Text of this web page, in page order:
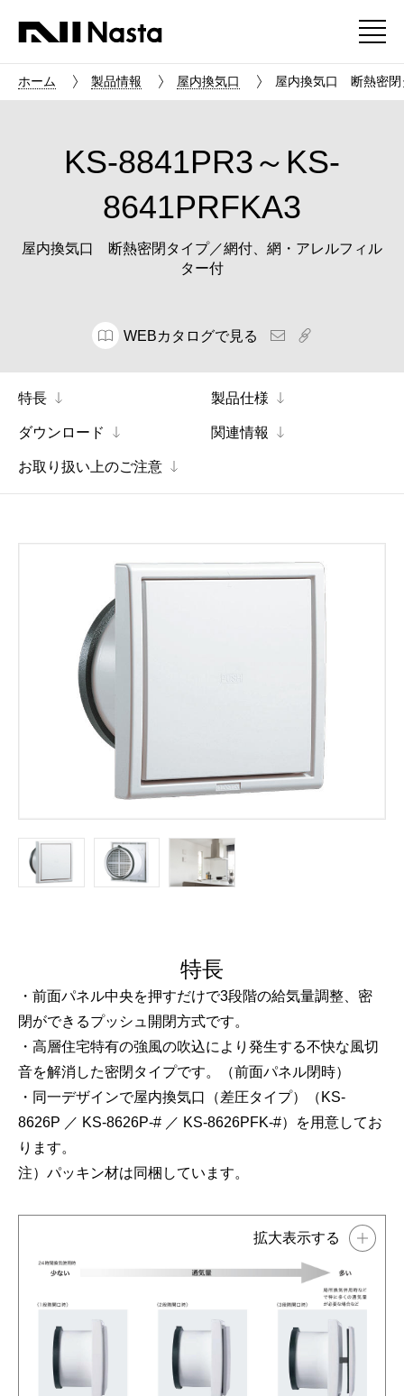
ホーム 製品情報 屋内換気口 屋内換気口 断熱密閉
KS-8841PR3～KS-
8641PRFKA3
屋内換気口 断熱密閉タイプ／網付、網・アレルフィル
ター付
WEBカタログで見る
特長 製品仕様
ダウンロード 関連情報
お取り扱い上のご注意
特長
・前面パネル中央を押すだけで3段階の給気量調整、密
閉ができるプッシュ開閉方式です。
・高層住宅特有の強風の吹込により発生する不快な風切
音を解消した密閉タイプです。（前面パネル閉時）
・同一デザインで屋内換気口（差圧タイプ）（KS-
8626P ／ KS-8626P-# ／ KS-8626PFK-#）を用意してお
ります。
注）パッキン材は同梱しています。